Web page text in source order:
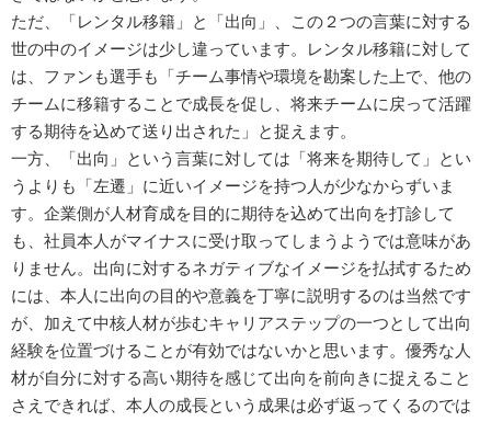
ただ、「レンタル移籍」と「出向」、この２つの言葉に対する
世の中のイメージは少し違っています。レンタル移籍に対して
は、ファンも選手も「チーム事情や環境を勘案した上で、他の
チームに移籍することで成長を促し、将来チームに戻って活躍
する期待を込めて送り出された」と捉えます。
一方、「出向」という言葉に対しては「将来を期待して」とい
うよりも「左遷」に近いイメージを持つ人が少なからずいま
す。企業側が人材育成を目的に期待を込めて出向を打診して
も、社員本人がマイナスに受け取ってしまうようでは意味があ
りません。出向に対するネガティブなイメージを払拭するため
には、本人に出向の目的や意義を丁寧に説明するのは当然です
が、加えて中核人材が歩むキャリアステップの一つとして出向
経験を位置づけることが有効ではないかと思います。優秀な人
材が自分に対する高い期待を感じて出向を前向きに捉えること
さえできれば、本人の成長という成果は必ず返ってくるのでは